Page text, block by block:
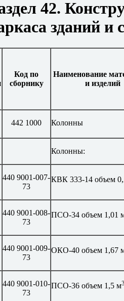
42.
зданий и
Код по
сборнику
Наименование
и изделий
442 1000 Колонны
Колонны:
440 9001-007-
73
КВК 333-14 объем
440 9001-008-
73
ПСО-34 объем 1,01
440 9001-009-
73
ОКО-40 объем 1,67
440 9001-010-
73
ПСО-36 объем 1,5 м